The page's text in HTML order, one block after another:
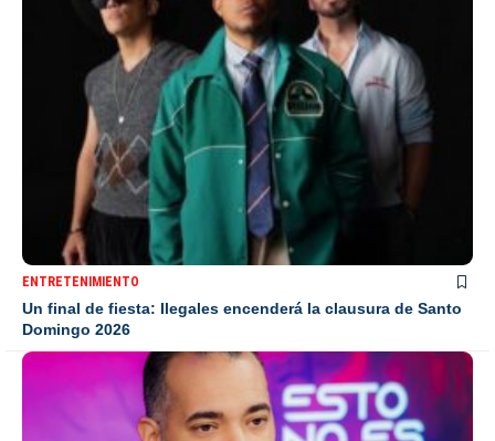
ENTRETENIMIENTO
Un final de fiesta: Ilegales encenderá la clausura de Santo
Domingo 2026